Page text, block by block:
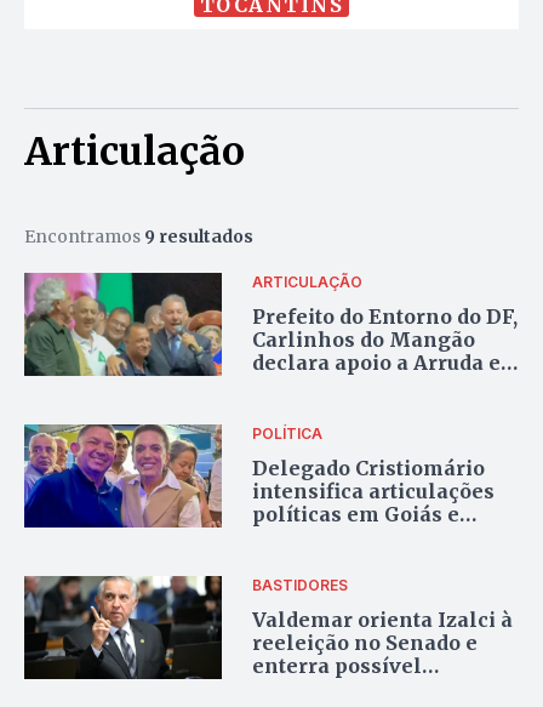
Articulação
Encontramos 9 resultados
ARTICULAÇÃO
Prefeito do Entorno do DF,
Carlinhos do Mangão
declara apoio a Arruda e
POLÍTICA
Delegado Cristiomário
intensifica articulações
políticas em Goiás e
BASTIDORES
Valdemar orienta Izalci à
reeleição no Senado e
enterra possível